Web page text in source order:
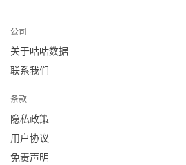
公司
关于咕咕数据
联系我们
条款
隐私政策
用户协议
免责声明